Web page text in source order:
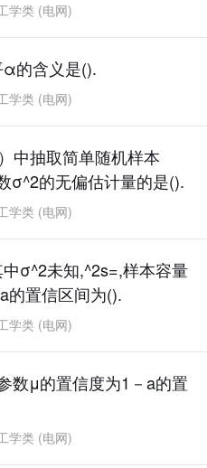
学类 (电网)
的含义是().
学类 (电网)
中抽取简单随机样本
σ^2的无偏估计量的是().
学类 (电网)
σ^2未知,^2s=,样本容量
的置信区间为().
学类 (电网)
数μ的置信度为1－a的置
学类 (电网)